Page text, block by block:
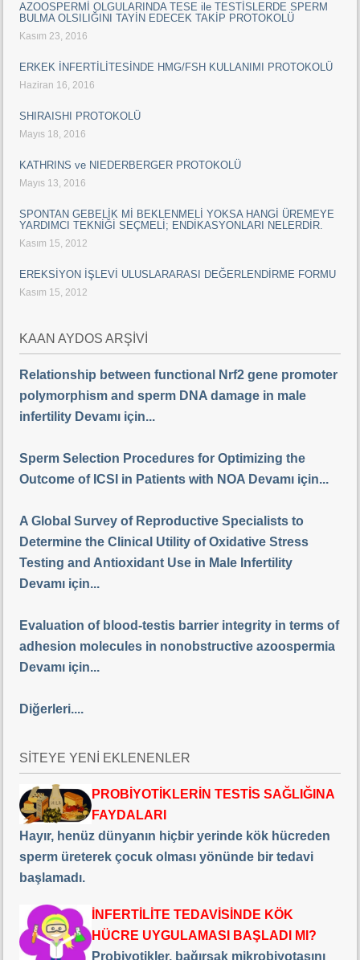
AZOOSPERMİ OLGULARINDA TESE ile TESTİSLERDE SPERM
BULMA OLSILIĞINI TAYİN EDECEK TAKİP PROTOKOLÜ
Kasım 23, 2016
ERKEK İNFERTİLİTESİNDE HMG/FSH KULLANIMI PROTOKOLÜ
Haziran 16, 2016
SHIRAISHI PROTOKOLÜ
Mayıs 18, 2016
KATHRINS ve NIEDERBERGER PROTOKOLÜ
Mayıs 13, 2016
SPONTAN GEBELİK Mİ BEKLENMELİ YOKSA HANGİ ÜREMEYE
YARDIMCI TEKNİĞİ SEÇMELİ; ENDİKASYONLARI NELERDİR.
Kasım 15, 2012
EREKSİYON İŞLEVİ ULUSLARARASI DEĞERLENDİRME FORMU
Kasım 15, 2012
KAAN AYDOS ARŞİVİ
Relationship between functional Nrf2 gene promoter
polymorphism and sperm DNA damage in male
infertility Devamı için...
Sperm Selection Procedures for Optimizing the
Outcome of ICSI in Patients with NOA Devamı için...
A Global Survey of Reproductive Specialists to
Determine the Clinical Utility of Oxidative Stress
Testing and Antioxidant Use in Male Infertility
Devamı için...
Evaluation of blood-testis barrier integrity in terms of
adhesion molecules in nonobstructive azoospermia
Devamı için...
Diğerleri....
SİTEYE YENİ EKLENENLER
PROBİYOTİKLERİN TESTİS SAĞLIĞINA
FAYDALARI
Hayır, henüz dünyanın hiçbir yerinde kök hücreden
sperm üreterek çocuk olması yönünde bir tedavi
başlamadı.
İNFERTİLİTE TEDAVİSİNDE KÖK
HÜCRE UYGULAMASI BAŞLADI MI?
Probiyotikler, bağırsak mikrobiyotasını